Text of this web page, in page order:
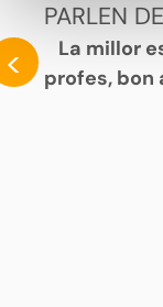
PARLEN
<
La millor
profes, bon